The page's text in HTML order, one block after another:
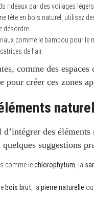
rideaux par des voilages légers.
tête en bois naturel, utilisez
désordre.
comme le bambou pour le
de l’air.
comme des
pour créer ces zones
des
suggestions
comme lechlorophytum , la
bois brut , la pierre naturelle